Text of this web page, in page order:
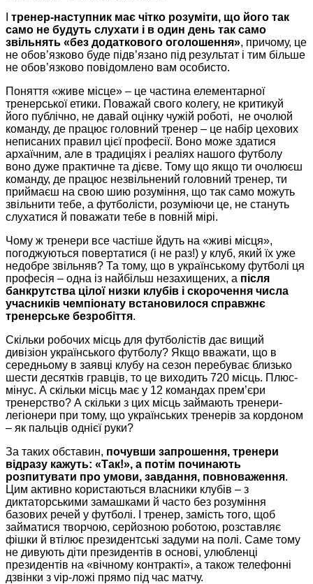
тренер-наступник має чітко розуміти, що його так
само не будуть слухати і в один день так само
звільнять «без додаткового оголошення», причому, це
не обов’язково буде підв’язано під результат і тим більше
не обов’язково повідомлено вам особисто.
Поняття «живе місце» – це частина елементарної
тренерської етики. Поважай свого колегу, не критикуй
його публічно, не давай оцінку чужій роботі, не очолюй
команду, де працює головний тренер – це набір цехових
неписаних правил цієї професії. Воно може здатися
архаїчним, але в традиціях і реаліях нашого футболу
воно дуже практичне та дієве. Тому що якщо ти очолюєш
команду, де працює незвільнений головний тренер, ти
приймаєш на свою шию розуміння, що так само можуть
звільнити тебе, а футболісти, розуміючи це, не стануть
слухатися й поважати тебе в повній мірі.
Чому ж тренери все частіше йдуть на «живі місця»,
погоджуються повертатися (і не раз!) у клуб, який їх уже
недобре звільняв? Та тому, що в українському футболі ця
професія – одна із найбільш незахищених, а після
банкрутства цілої низки клубів і скорочення числа
учасників чемпіонату встановилося справжнє
тренерське безробіття.
Скільки робочих місць для футболістів дає вищий
дивізіон українського футболу? Якщо вважати, що в
середньому в заявці клубу на сезон перебуває близько
шести десятків гравців, то це виходить 720 місць. Плюс-
мінус. А скільки місць має у 12 командах прем’єри
тренерство? А скільки з цих місць займають тренери-
легіонери при тому, що українських тренерів за кордоном
– як пальців однієї руки?
За таких обставин, почувши запрошення, тренери
відразу кажуть: «Так!», а потім починають
розпитувати про умови, завдання, повноваження.
Цим активно користаються власники клубів – з
диктаторськими замашками й часто без розуміння
базових речей у футболі. І тренер, замість того, щоб
займатися творчою, серйозною роботою, розставляє
фішки й втілює президентські задуми на полі. Саме тому
не дивують діти президентів в основі, улюбленці
президентів на «вічному контракті», а також телефонні
дзвінки з vip-ложі прямо під час матчу.